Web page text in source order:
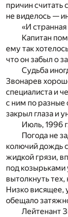
причин считать
не виделось —
«И странная
Капитан
ему так
что он забыл о
Судьба
Звонарев
специалиста и
с ним по разные
закрыл глаза и
Июль, 1996
Погода не
колючий дождь
жидкой грязи,
под козырьками
вытолкнуть
Низко висящее,
обещало
Лейтенант